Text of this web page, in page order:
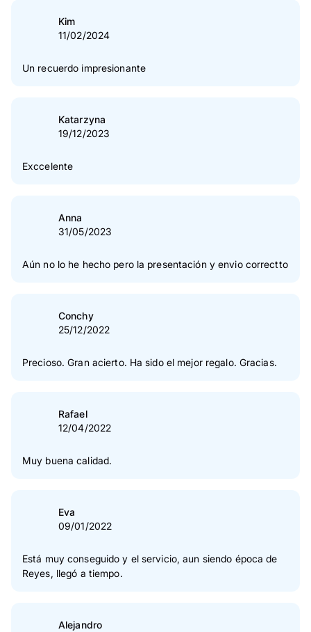
excelente servicio.
Kim
11/02/2024
Un recuerdo impresionante
Katarzyna
19/12/2023
Exccelente
Anna
31/05/2023
Aún no lo he hecho pero la presentación y envio correctto
Conchy
25/12/2022
Precioso. Gran acierto. Ha sido el mejor regalo. Gracias.
Rafael
12/04/2022
Muy buena calidad.
Eva
09/01/2022
Está muy conseguido y el servicio, aun siendo época de
Reyes, llegó a tiempo.
Alejandro